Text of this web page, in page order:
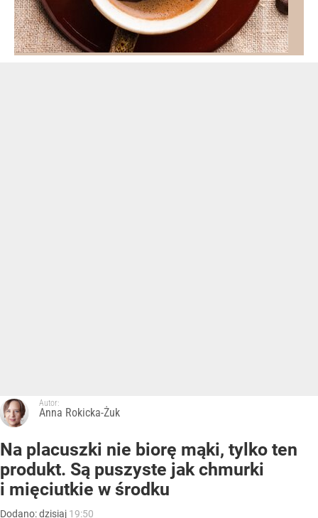
Autor:
Anna Rokicka-Żuk
Na placuszki nie biorę mąki, tylko ten
produkt. Są puszyste jak chmurki
i mięciutkie w środku
Dodano:dzisiaj 19:50